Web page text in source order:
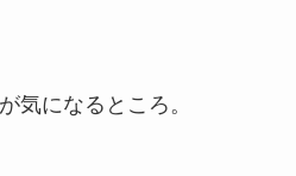
気になるところ。